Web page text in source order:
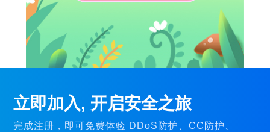
立即加入, 开启安全之旅
完成注册，即可免费体验 DDoS防护、CC防护、